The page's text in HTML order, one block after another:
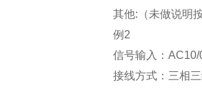
其他:（未做说明
例2
信号输入：
接线方式：三相